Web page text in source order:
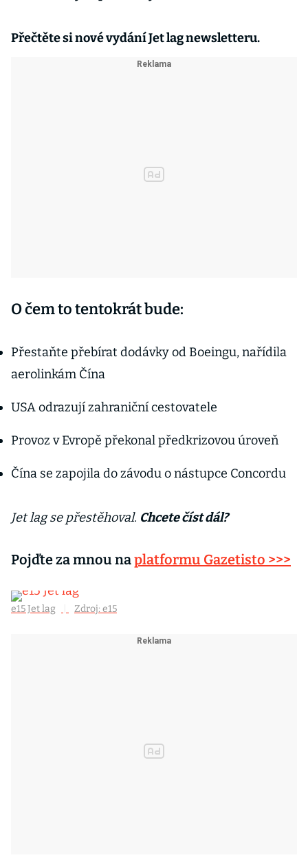
Přečtěte si nové vydání Jet lag newsletteru.
O čem to tentokrát bude:
Přestaňte přebírat dodávky od Boeingu, nařídila
aerolinkám Čína
USA odrazují zahraniční cestovatele
Provoz v Evropě překonal předkrizovou úroveň
Čína se zapojila do závodu o nástupce Concordu
Jet lag se přestěhoval. Chcete číst dál?
Pojďte za mnou naplatformu Gazetisto >>>
e15 Jet lag Zdroj: e15